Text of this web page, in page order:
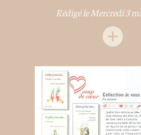
Rédigé le Mercredi 3